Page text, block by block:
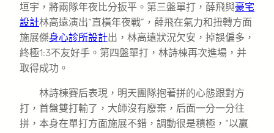
垣宇，將兩隊年夜比分扳平。第三盤單打，薛飛與豪宅
設計林高遠演出“直橫年夜戰”，薛飛在氣力和扭轉方面
施展傑身心診所設計出，林高遠狀況欠安，掉誤偏多，
終極1:3不友好手。第四盤單打，林詩棟再次進場，并
取得成功。
林詩棟賽后表現，明天團隊抱著拼的心態跟對方
打，首盤雙打輸了，大師沒有廢棄，后面一分一分往
拼，本身在單打方面施展不錯，調動很是積極，“以贏